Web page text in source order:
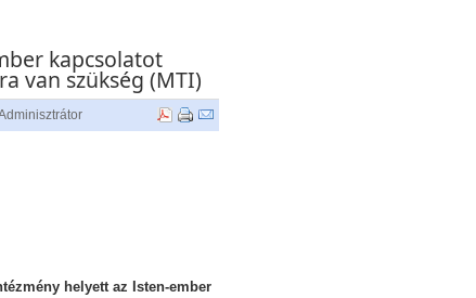
kapcsolatot
van szükség (MTI)
helyett az Isten-ember